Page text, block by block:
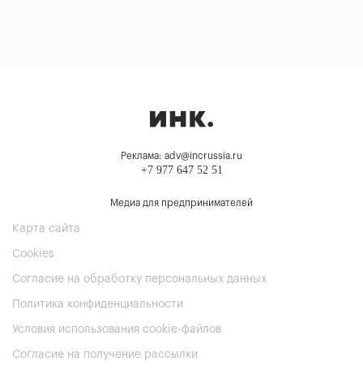
Реклама: adv@incrussia.ru
+7 977 647 52 51
Медиа для предпринимателей
Карта сайта
Cookies
Согласие на обработку персональных данных
Политика конфиденциальности
Условия использования cookie-файлов
Согласие на получение рассылки